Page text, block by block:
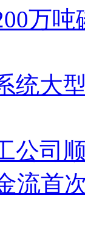
万
统大
公司
流首